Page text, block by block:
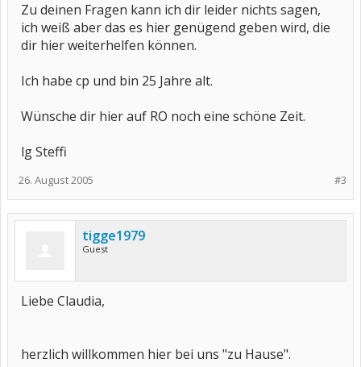
Zu deinen Fragen kann ich dir leider nichts sagen,
ich weiß aber das es hier genügend geben wird, die
dir hier weiterhelfen können.
Ich habe cp und bin 25 Jahre alt.
Wünsche dir hier auf RO noch eine schöne Zeit.
lg Steffi
#3
26. August 2005
tigge1979
Guest
Liebe Claudia,
herzlich willkommen hier bei uns "zu Hause".